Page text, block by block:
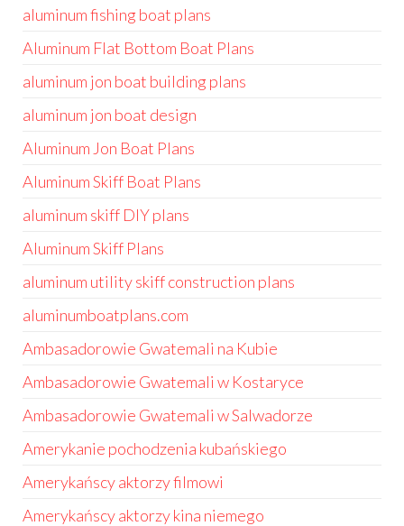
aluminum fishing boat plans
Aluminum Flat Bottom Boat Plans
aluminum jon boat building plans
aluminum jon boat design
Aluminum Jon Boat Plans
Aluminum Skiff Boat Plans
aluminum skiff DIY plans
Aluminum Skiff Plans
aluminum utility skiff construction plans
aluminumboatplans.com
Ambasadorowie Gwatemali na Kubie
Ambasadorowie Gwatemali w Kostaryce
Ambasadorowie Gwatemali w Salwadorze
Amerykanie pochodzenia kubańskiego
Amerykańscy aktorzy filmowi
Amerykańscy aktorzy kina niemego